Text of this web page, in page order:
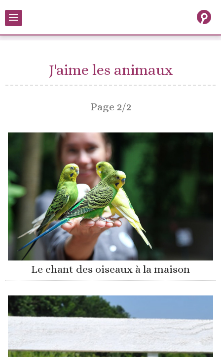
≡
J'aime les animaux
Page 2/2
Le chant des oiseaux à la maison